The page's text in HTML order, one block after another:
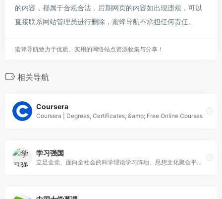
的内容，都属于合规合法，后期网页的内容如出现违规，可以
直接联系网站管理员进行删除，蜜蜂导航不承担任何责任。
蜜蜂导航致力于优质、实用的网络站点资源收集与分享！
相关导航
Coursera
Coursera | Degrees, Certificates, &amp; Free Online Courses
学习强国
立足全党、面向全社会的科学理论学习阵地、思想文化聚合平台、科学知识传播高地、人民群众精神家园